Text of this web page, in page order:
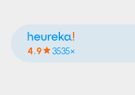
4.9 3535×